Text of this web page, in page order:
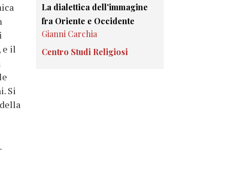
e il
Si
La dialettica dell'immagine
fra Oriente e Occidente
Gianni Carchia
Centro Studi Religiosi